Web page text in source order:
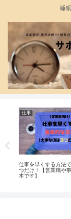
睡
仕事
仕事を早くする方法
つだけ！【営業職や
本です】